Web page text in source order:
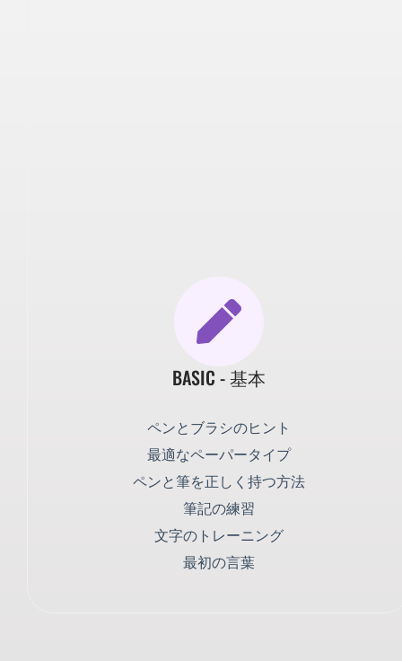
BASIC - 基本
ペンとブラシのヒント
最適なペーパータイプ
ペンと筆を正しく持つ方法
筆記の練習
文字のトレーニング
最初の言葉